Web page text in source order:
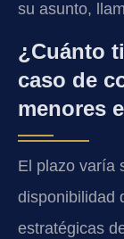
su asunto,
¿Cuánto
caso de
menores
El plazo varía
disponibilidad
estratégicas